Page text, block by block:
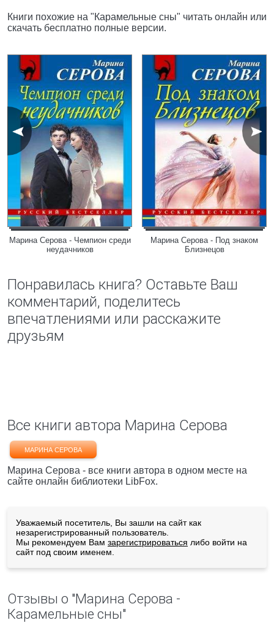
Книги похожие на "Карамельные сны" читать онлайн или
скачать бесплатно полные версии.
Марина Серова - Чемпион среди
неудачников
Марина Серова - Под знаком
Близнецов
Понравилась книга? Оставьте Ваш
комментарий, поделитесь
впечатлениями или расскажите
друзьям
Все книги автора Марина Серова
МАРИНА СЕРОВА
Марина Серова - все книги автора в одном месте на
сайте онлайн библиотеки LibFox.
Уважаемый посетитель, Вы зашли на сайт как
незарегистрированный пользователь.
Мы рекомендуем Вам зарегистрироваться либо войти на
сайт под своим именем.
Отзывы о "Марина Серова -
Карамельные сны"